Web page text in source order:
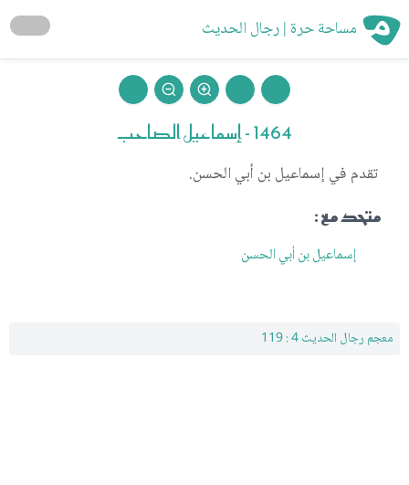
مساحة حرة | رجال الحديث
1464 - إسماعيل الصاحب
تقدم في إسماعيل بن أبي الحسن.
متحد مع :
إسماعيل بن أبي الحسن
معجم رجال الحديث 4 : 119